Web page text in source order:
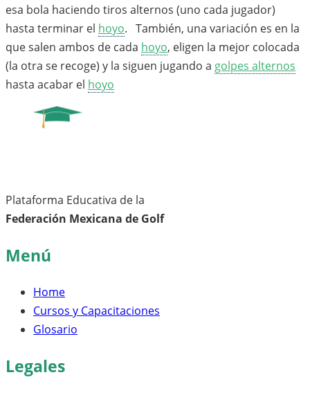
esa bola haciendo tiros alternos (uno cada jugador)
hasta terminar el hoyo. También, una variación es en la
que salen ambos de cada hoyo, eligen la mejor colocada
(la otra se recoge) y la siguen jugando a golpes alternos
hasta acabar el hoyo
Plataforma Educativa de la
Federación Mexicana de Golf
Menú
Home
Cursos y Capacitaciones
Glosario
Legales